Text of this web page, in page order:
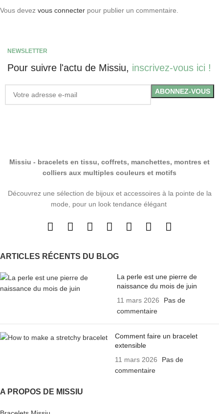
Vous devez vous connecter pour publier un commentaire.
NEWSLETTER
Pour suivre l'actu de Missiu, inscrivez-vous ici !
Missiu - bracelets en tissu, coffrets, manchettes, montres et
colliers aux multiples couleurs et motifs
Découvrez une sélection de bijoux et accessoires à la pointe de la
mode, pour un look tendance élégant
ARTICLES RÉCENTS DU BLOG
La perle est une pierre de
naissance du mois de juin
11 mars 2026
Pas de
commentaire
Comment faire un bracelet
extensible
11 mars 2026
Pas de
commentaire
A PROPOS DE MISSIU